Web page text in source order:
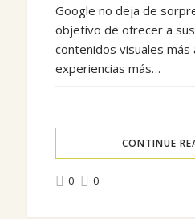
Google no deja de
objetivo de ofrecer a
contenidos visuales
experiencias más…
CONTINUE
0 0